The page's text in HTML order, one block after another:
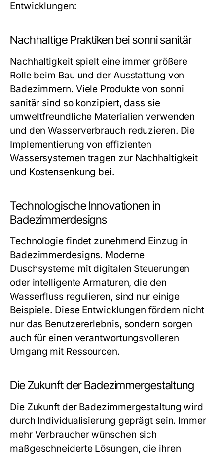
Entwicklungen:
Nachhaltige Praktiken bei sonni sanitär
Nachhaltigkeit spielt eine immer größere
Rolle beim Bau und der Ausstattung von
Badezimmern. Viele Produkte von sonni
sanitär sind so konzipiert, dass sie
umweltfreundliche Materialien verwenden
und den Wasserverbrauch reduzieren. Die
Implementierung von effizienten
Wassersystemen tragen zur Nachhaltigkeit
und Kostensenkung bei.
Technologische Innovationen in
Badezimmerdesigns
Technologie findet zunehmend Einzug in
Badezimmerdesigns. Moderne
Duschsysteme mit digitalen Steuerungen
oder intelligente Armaturen, die den
Wasserfluss regulieren, sind nur einige
Beispiele. Diese Entwicklungen fördern nicht
nur das Benutzererlebnis, sondern sorgen
auch für einen verantwortungsvolleren
Umgang mit Ressourcen.
Die Zukunft der Badezimmergestaltung
Die Zukunft der Badezimmergestaltung wird
durch Individualisierung geprägt sein. Immer
mehr Verbraucher wünschen sich
maßgeschneiderte Lösungen, die ihren